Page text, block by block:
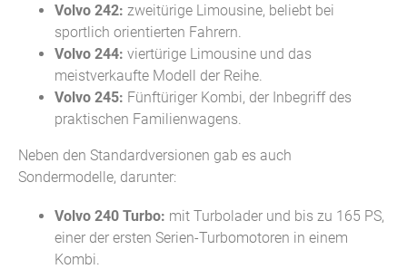
Volvo 242: zweitürige Limousine, beliebt bei
sportlich orientierten Fahrern.
Volvo 244: viertürige Limousine und das
meistverkaufte Modell der Reihe.
Volvo 245: Fünftüriger Kombi, der Inbegriff des
praktischen Familienwagens.
Neben den Standardversionen gab es auch
Sondermodelle, darunter:
Volvo 240 Turbo: mit Turbolader und bis zu 165 PS,
einer der ersten Serien-Turbomotoren in einem
Kombi.